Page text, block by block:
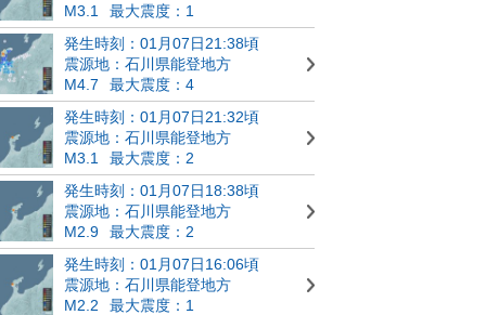
M3.1
最大震度：1
発生時刻：01月07日21:38頃
震源地：石川県能登地方
M4.7
最大震度：4
発生時刻：01月07日21:32頃
震源地：石川県能登地方
M3.1
最大震度：2
発生時刻：01月07日18:38頃
震源地：石川県能登地方
M2.9
最大震度：2
発生時刻：01月07日16:06頃
震源地：石川県能登地方
M2.2
最大震度：1